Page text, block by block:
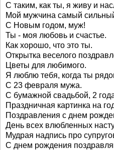
С таким, как ты, я живу и
Мой мужчина самый
С Новым годом, муж!
Ты - моя любовь и счастье.
Как хорошо, что это ты.
Открытка веселого
Цветы для любимого.
Я люблю тебя, когда ты
С 23 февраля мужа.
С бумажной свадьбой, 2
Праздничная картинка на
Поздравления с днем
День всех влюбленных
Мудрая надпись про
С днем рождения